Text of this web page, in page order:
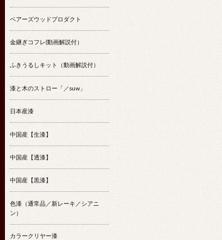
ベアーズウッドプロダクト
金継ぎコフレ(動画解説付）
ふきうるしキット（動画解説付）
漆と木のストロー「／suw」
日本産漆
中国産【生漆】
中国産【透漆】
中国産【黒漆】
色漆（通常品／新レーキ／シアニ
ン）
カラークリヤー漆